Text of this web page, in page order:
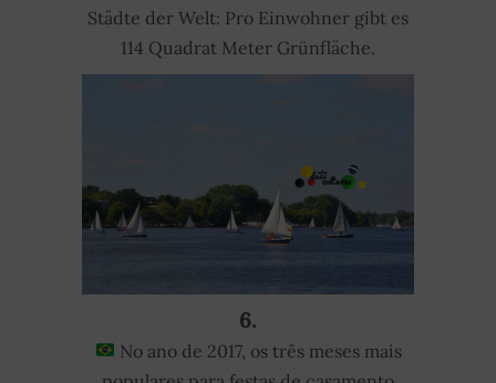
Städte der Welt: Pro Einwohner gibt es
114 Quadrat Meter Grünfläche.
6.
No ano de 2017, os três meses mais